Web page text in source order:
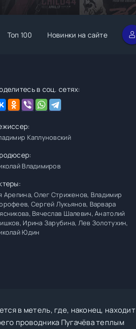
Топ 100 Новинки на сайте
в соц. сетях:
Каплуновский
Владимиров
Арепина, Олег Стриженов, Владимир
Сергей Лукьянов, Варвара
Вячеслав Шалевич, Анатолий
Ирина Зарубина, Лев Золотухин,
Юдин
в метель, где, наконец, находит
проводника Пугачёва теплым